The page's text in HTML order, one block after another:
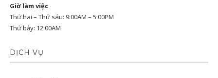
Giờ làm việc
Thứ hai – Thứ sáu: 9:00AM – 5:00PM
Thứ bảy: 12:00AM
DỊCH VỤ